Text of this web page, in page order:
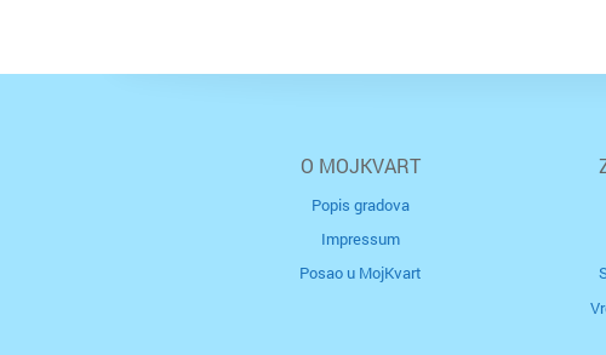
O MOJKVART
Popis gradova
Impressum
Posao u MojKvart